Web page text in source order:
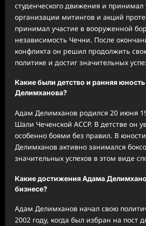
студенческого движения и принимал
организации митингов и акций
принимал участие в вооруженной
независимость Чечни. После
конфликта он решил продолжить
политике и достиг значительных
Какие были детство и ранняя
Делимханова?
Адам Делимханов родился 20 июня
Шали Чеченской АССР. В детстве он
особенно боями без правил. В
Делимханов активно занимался
значительных успехов в этом виде
Какие достижения Адама
бизнесе?
Адам Делимханов начал свою
2002 году, когда был избран на пост